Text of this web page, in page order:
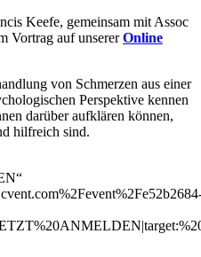
Keefe, gemeinsam mit Assoc
Vortrag auf unsererOnline
von Schmerzen aus einer
Perspektive kennen
darüber aufklären können,
hilfreich sind.